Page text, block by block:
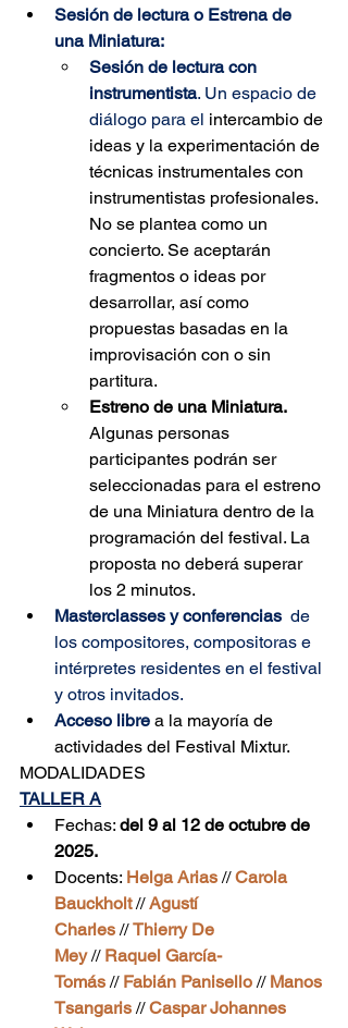
Sesión de lectura o Estrena de
una Miniatura:
Sesión de lectura con
instrumentista. Un espacio de
diálogo para el intercambio de
ideas y la experimentación de
técnicas instrumentales con
instrumentistas profesionales.
No se plantea como un
concierto. Se aceptarán
fragmentos o ideas por
desarrollar, así como
propuestas basadas en la
improvisación con o sin
partitura.
Estreno de una Miniatura.
Algunas personas
participantes podrán ser
seleccionadas para el estreno
de una Miniatura dentro de la
programación del festival. La
proposta no deberá superar
los 2 minutos.
Masterclasses y conferencias de
los compositores, compositoras e
intérpretes residentes en el festival
y otros invitados.
Acceso libre a la mayoría de
actividades del Festival Mixtur.
MODALIDADES
TALLER A
Fechas: del 9 al 12 de octubre de
2025.
Docents: Helga Arias // Carola
Bauckholt // Agustí
Charles // Thierry De
Mey // Raquel García-
Tomás // Fabián Panisello // Manos
Tsangaris // Caspar Johannes